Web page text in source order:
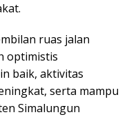
ruas jalan
optimistis
baik, aktivitas
serta mampu
Simalungun